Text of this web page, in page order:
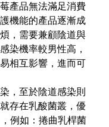
產品無法滿足消費
機能的產品逐漸成
，需要兼顧陰道與
染機率較男性高，
相互影響，進而可
，至於陰道感染則
存在乳酸菌叢，優
例如：捲曲乳桿菌